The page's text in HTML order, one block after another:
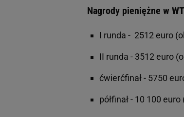
Nagrody pieniężne w
I runda - 2512 euro
II runda - 3512 euro
ćwierćfinał - 5750
półfinał - 10 100